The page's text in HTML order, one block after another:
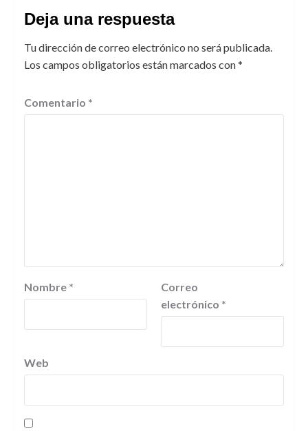
Deja una respuesta
Tu dirección de correo electrónico no será publicada.
Los campos obligatorios están marcados con*
Comentario *
Nombre *
Correo
electrónico *
Web